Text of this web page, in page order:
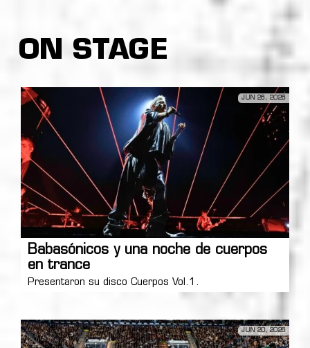
ON STAGE
JUN 26, 2026
Babasónicos y una noche de cuerpos
en trance
Presentaron su disco Cuerpos Vol.1.
JUN 20, 2026